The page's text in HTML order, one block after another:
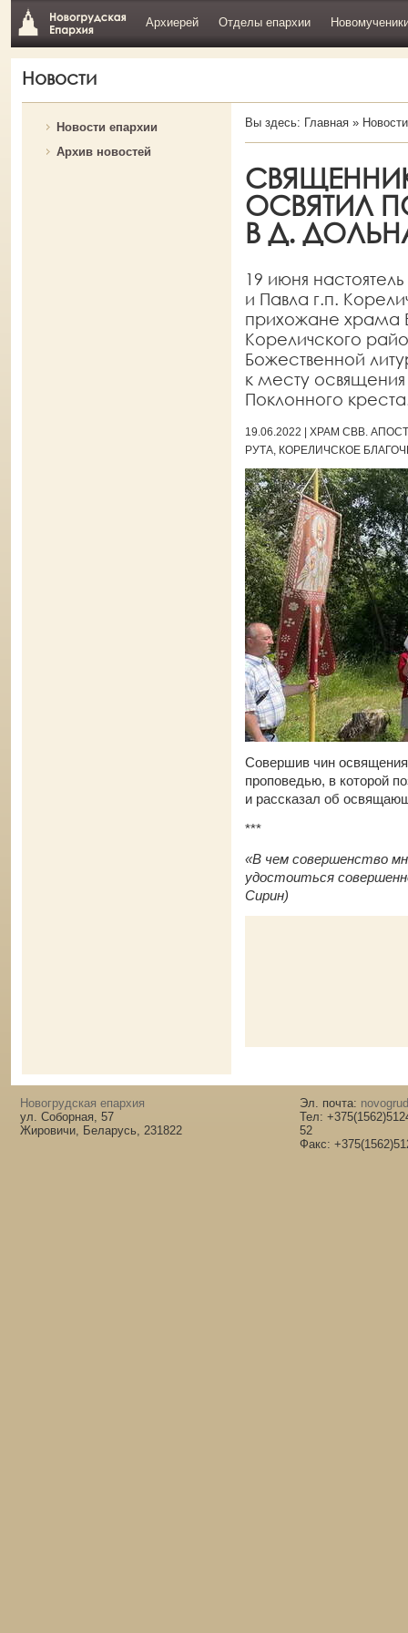
Архиерей Отделы епархии
Новости
Новости епархии
Архив новостей
Вы здесь: Главная» Новости
ОСВЯТИЛ
В Д.
19 июня
и Павла г.п.
прихожане храма
Кореличского
Божественной
к месту
Поклонного
19.06.2022 | ХРАМ СВВ.
РУТА, КОРЕЛИЧСКОЕ
Совершив чин
проповедью, в которой
и рассказал об
***
«В чем совершенство
удостоиться
Сирин)
Новогрудская епархия
ул. Соборная, 57
Жировичи, Беларусь, 231822
Эл. почта:
Тел:
52
Факс: